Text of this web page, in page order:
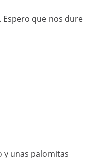
Espero que nos dure
y unas palomitas